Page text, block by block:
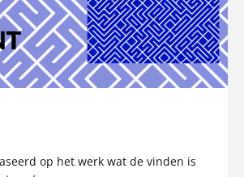
op het werk wat de vinden is